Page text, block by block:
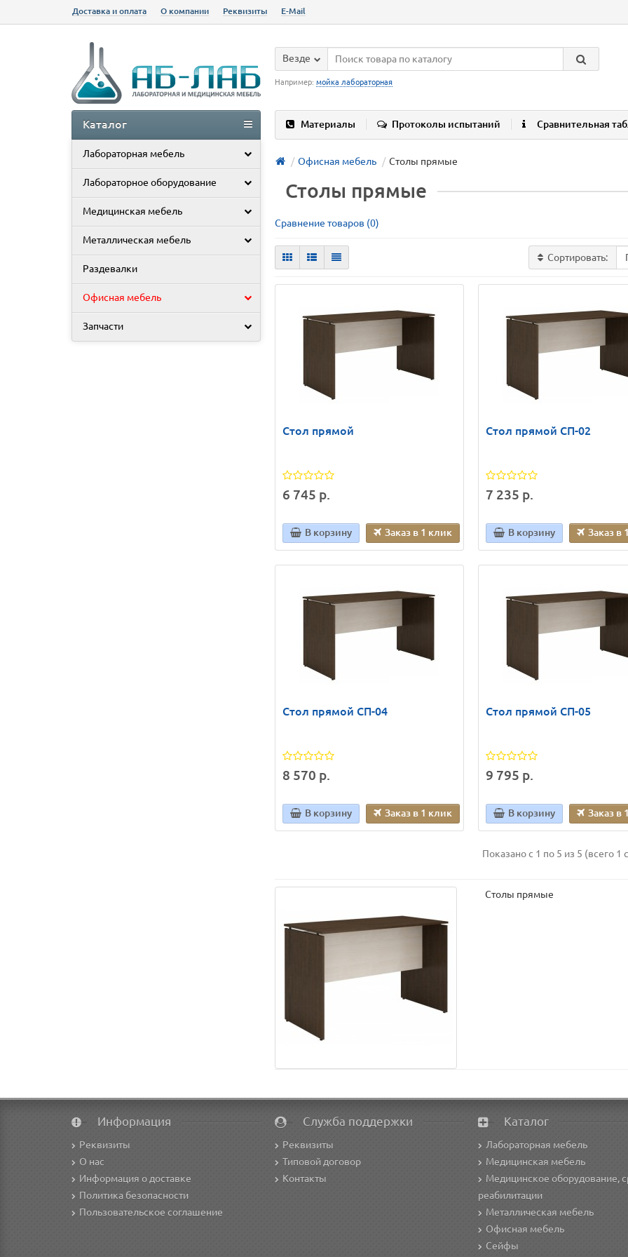
Доставка и оплата О компании Реквизиты E-Mail
Везде
Например: мойка лабораторная
Материалы Протоколы испытаний Сравнительная
Каталог
Лабораторная мебель
Лабораторное оборудование
Медицинская мебель
Металлическая мебель
Раздевалки
Офисная мебель
Запчасти
Офисная мебель Столы прямые
Столы прямые
Сравнение товаров (0)
Сортировать:
Стол прямой
6 745 р.
В корзину Заказ в 1 клик
Стол прямой СП-02
7 235 р.
В корзину Заказ в
Стол прямой СП-04
8 570 р.
В корзину Заказ в 1 клик
Стол прямой СП-05
9 795 р.
В корзину Заказ в
Показано с 1 по 5 из 5 (всего 1
Столы прямые
Информация
Реквизиты
О нас
Информация о доставке
Политика безопасности
Пользовательское соглашение
Служба поддержки
Реквизиты
Типовой договор
Контакты
Каталог
Лабораторная мебель
Медицинская мебель
Медицинское оборудование,
реабилитации
Металлическая мебель
Офисная мебель
Сейфы